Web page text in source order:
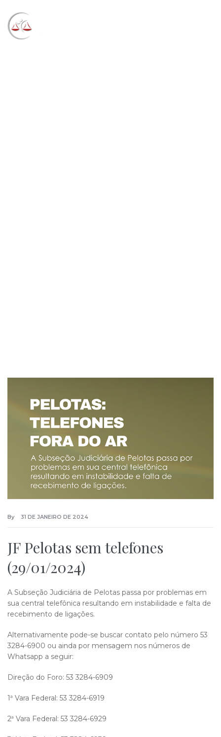
By 31 DE JANEIRO DE 2024
JF Pelotas sem telefones
(29/01/2024)
A Subseção Judiciária de Pelotas passa por problemas em
sua central telefônica resultando em instabilidade e falta de
recebimento de ligações.
Alternativamente pode-se buscar contato pelo número 53
3284-6900 ou ainda por mensagem nos números de
Whatsapp a seguir:
Direção do Foro: 53 3284-6909
1ª Vara Federal: 53 3284-6919
2ª Vara Federal: 53 3284-6929